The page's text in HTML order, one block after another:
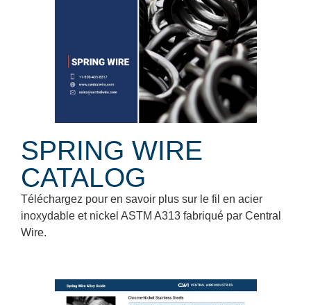
SPRING WIRE
CATALOG
Téléchargez pour en savoir plus sur le fil en acier
inoxydable et nickel ASTM A313 fabriqué par Central
Wire.